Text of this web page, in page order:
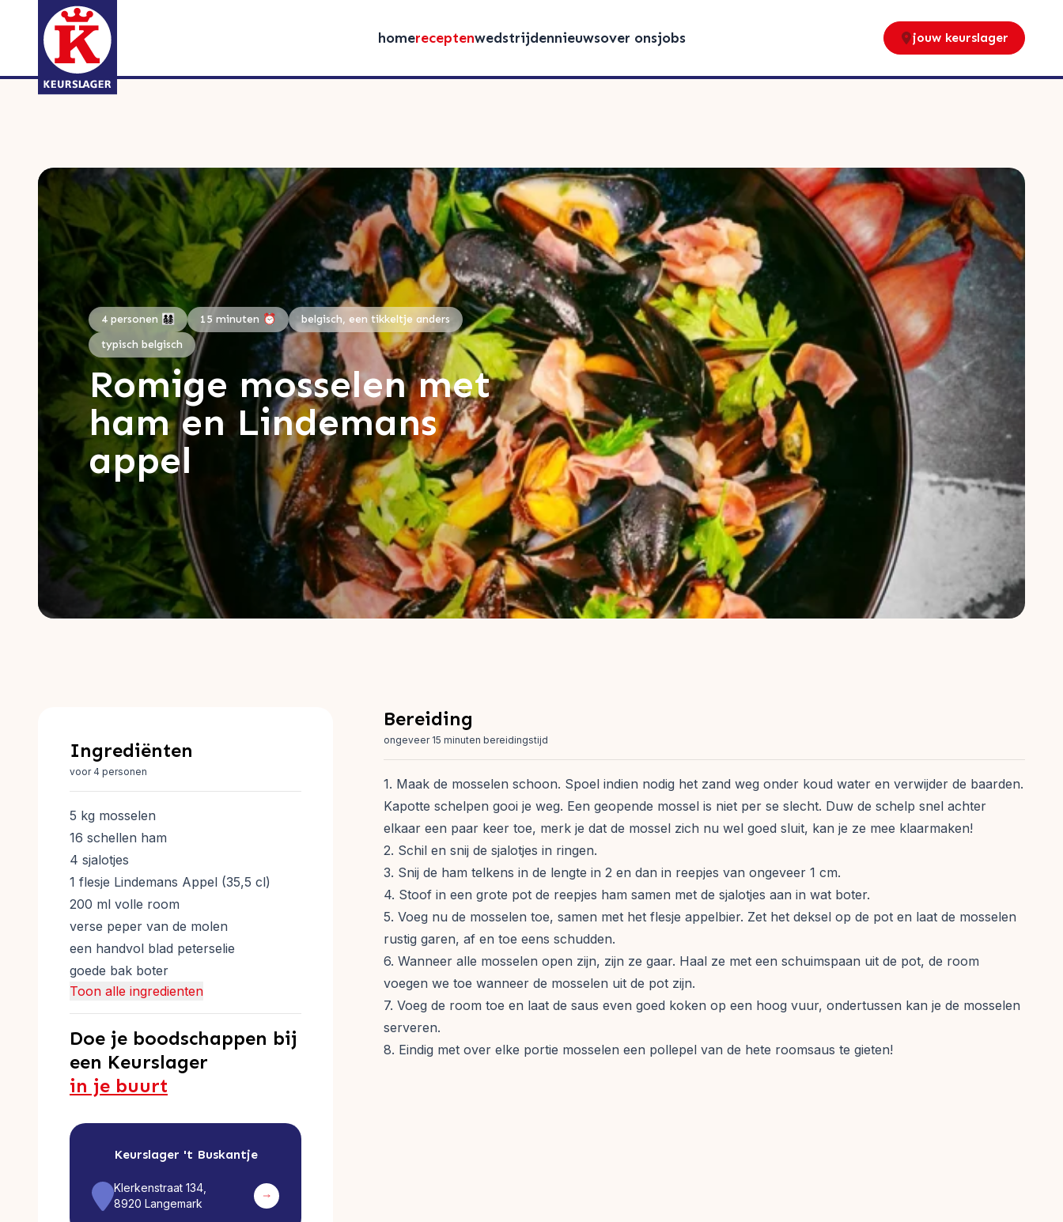
homereceptenwedstrijdennieuwsover onsjobs jouw keurslager
4 personen 👨‍👩‍👧‍👦 15 minuten ⏰
belgisch, een tikkeltje anders
typisch belgisch
Romige mosselen met
ham en Lindemans
appel
Ingrediënten
voor 4 personen
5 kg mosselen
16 schellen ham
4 sjalotjes
1 flesje Lindemans Appel (35,5 cl)
200 ml volle room
verse peper van de molen
een handvol blad peterselie
goede bak boter
Toon alle ingredienten
Doe je boodschappen bij
een Keurslager
in je buurt
Keurslager 't Buskantje
Klerkenstraat 134,
8920 Langemark
Bereiding
ongeveer 15 minuten bereidingstijd
1. Maak de mosselen schoon. Spoel indien nodig het zand weg onder koud water en verwijder de baarden.
Kapotte schelpen gooi je weg. Een geopende mossel is niet per se slecht. Duw de schelp snel achter
elkaar een paar keer toe, merk je dat de mossel zich nu wel goed sluit, kan je ze mee klaarmaken!
2. Schil en snij de sjalotjes in ringen.
3. Snij de ham telkens in de lengte in 2 en dan in reepjes van ongeveer 1 cm.
4. Stoof in een grote pot de reepjes ham samen met de sjalotjes aan in wat boter.
5. Voeg nu de mosselen toe, samen met het flesje appelbier. Zet het deksel op de pot en laat de mosselen
rustig garen, af en toe eens schudden.
6. Wanneer alle mosselen open zijn, zijn ze gaar. Haal ze met een schuimspaan uit de pot, de room
voegen we toe wanneer de mosselen uit de pot zijn.
7. Voeg de room toe en laat de saus even goed koken op een hoog vuur, ondertussen kan je de mosselen
serveren.
8. Eindig met over elke portie mosselen een pollepel van de hete roomsaus te gieten!